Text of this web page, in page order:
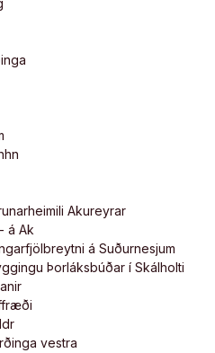
Akureyrar
á Ak
á Suðurnesjum
Þorláksbúðar í Skálholti
vestra